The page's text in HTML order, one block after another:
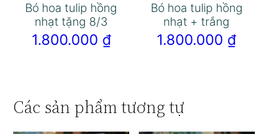
Bó hoa tulip hồng
nhạt tặng 8/3
1.800.000 ₫
Bó hoa tulip hồng
nhạt + trắng
1.800.000 ₫
Các sản phẩm tương tự